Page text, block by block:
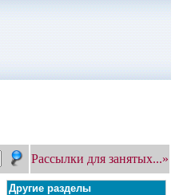
Рассылки для занятых...»
Другие разделы